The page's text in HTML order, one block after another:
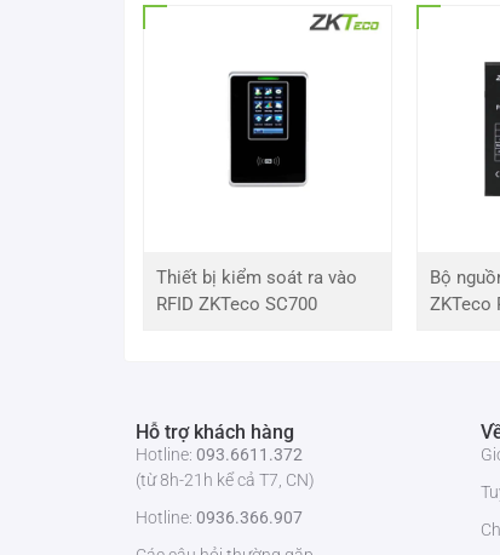
Với phần mềm quản lý khóa khách
Cảnh báo bằng tiếng beep khi nguồn
Thiết bị kiểm soát ra vào
RFID ZKTeco SC700
Bộ
ZKTeco
Hỗ trợ khách hàng
Hotline: 093.6611.372
(từ 8h-21h kể cả T7, CN)
Hotline: 0936.366.907